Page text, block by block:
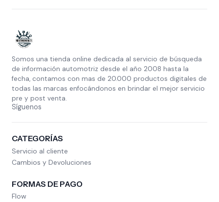
Somos una tienda online dedicada al servicio de búsqueda
de información automotriz desde el año 2008 hasta la
fecha, contamos con mas de 20.000 productos digitales de
todas las marcas enfocándonos en brindar el mejor servicio
pre y post venta.
Síguenos
CATEGORÍAS
Servicio al cliente
Cambios y Devoluciones
FORMAS DE PAGO
Flow